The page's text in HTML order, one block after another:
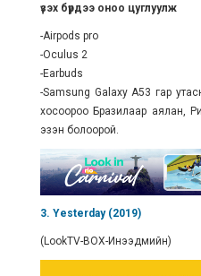
үзэх бүрдээ оноо цуглуулж
-Airpods pro
-Oculus 2
-Earbuds
-Samsung Galaxy A53 гар
хосоороо Бразилаар аялан,
эзэн болоорой.
3. Yesterday (2019)
(LookTV-BOX-Инээдмийн)